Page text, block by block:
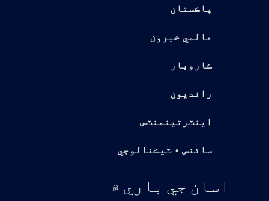
پاڪستان
عالمي خبرون
ڪاروبار
رانديون
اينٽرتينمنٽس
سائنس ۽ ٽيڪنالوجي
اسان جي باري ۾